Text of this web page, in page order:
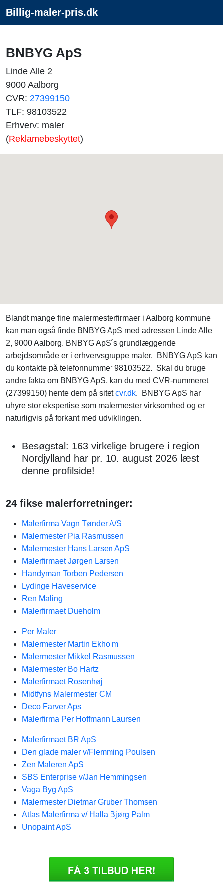
Billig-maler-pris.dk
BNBYG ApS
Linde Alle 2
9000 Aalborg
CVR: 27399150
TLF: 98103522
Erhverv: maler
(Reklamebeskyttet)
Blandt mange fine malermesterfirmaer i Aalborg kommune
kan man også finde BNBYG ApS med adressen Linde Alle
2, 9000 Aalborg. BNBYG ApS´s grundlæggende
arbejdsområde er i erhvervsgruppe maler. BNBYG ApS kan
du kontakte på telefonnummer 98103522. Skal du bruge
andre fakta om BNBYG ApS, kan du med CVR-nummeret
(27399150) hente dem på sitetcvr.dk. BNBYG ApS har
uhyre stor ekspertise som malermester virksomhed og er
naturligvis på forkant med udviklingen.
Besøgstal: 163 virkelige brugere i region
Nordjylland har pr. 10. august 2026 læst
denne profilside!
24 fikse malerforretninger:
Malerfirma Vagn Tønder A/S
Malermester Pia Rasmussen
Malermester Hans Larsen ApS
Malerfirmaet Jørgen Larsen
Handyman Torben Pedersen
Lydinge Haveservice
Ren Maling
Malerfirmaet Dueholm
Per Maler
Malermester Martin Ekholm
Malermester Mikkel Rasmussen
Malermester Bo Hartz
Malerfirmaet Rosenhøj
Midtfyns Malermester CM
Deco Farver Aps
Malerfirma Per Hoffmann Laursen
Malerfirmaet BR ApS
Den glade maler v/Flemming Poulsen
Zen Maleren ApS
SBS Enterprise v/Jan Hemmingsen
Vaga Byg ApS
Malermester Dietmar Gruber Thomsen
Atlas Malerfirma v/ Halla Bjørg Palm
Unopaint ApS